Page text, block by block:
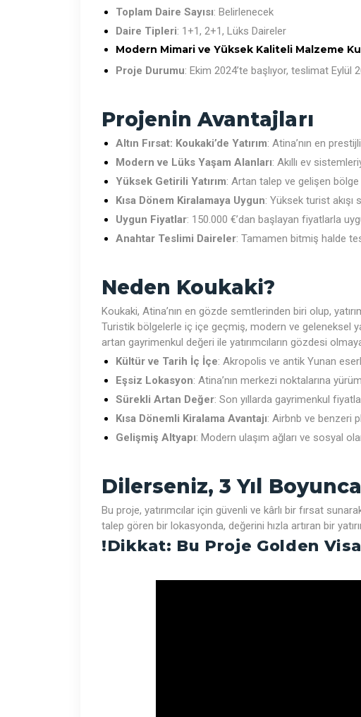
Toplam Daire Sayısı: Belirlenecek
Daire Tipleri: 1+1, 2+1, Lüks Daireler
Modern Mimari ve Yüksek Kaliteli Malzeme
Proje Durumu: Ekim 2024’te başlıyor, teslimat Eylül
Projenin Avantajları
Altın Fırsat: Koukaki’de Yatırım: Atina’nın en
Modern ve Lüks Yaşam Alanları: Akıllı ev
Yüksek Getirili Yatırım: Artan talep ve gelişen
Kısa Dönem Kiralamaya Uygun: Yüksek turist akışı
Uygun Fiyatlar: 150.000 €’dan başlayan fiyatlarla
Anahtar Teslimi Daireler: Tamamen bitmiş halde
Neden Koukaki?
Koukaki, Atina’nın en gözde semtlerinden biri olup,
Turistik bölgelerle iç içe geçmiş, modern ve geleneksel
artan gayrimenkul değeri ile yatırımcıların gözdesi
Kültür ve Tarih İç İçe: Akropolis ve antik Yunan
Eşsiz Lokasyon: Atina’nın merkezi noktalarına
Sürekli Artan Değer: Son yıllarda gayrimenkul
Kısa Dönemli Kiralama Avantajı: Airbnb ve benzeri
Gelişmiş Altyapı: Modern ulaşım ağları ve sosyal
Dilerseniz, 3 Yıl
Bu proje, yatırımcılar için güvenli ve kârlı bir fırsat
talep gören bir lokasyonda, değerini hızla artıran bir
!Dikkat: Bu Proje Golden